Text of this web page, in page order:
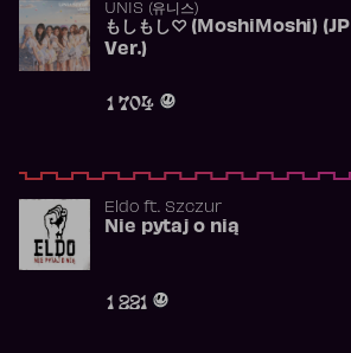
UNIS (유니스)
もしもし♡ (MoshiMoshi) (JP
Ver.)
1 704
Eldoft. Szczur
Nie pytaj o nią
1 221